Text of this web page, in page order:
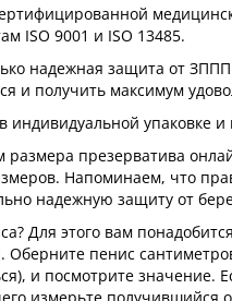
ISO 9001 и ISO 13485.
надежная защита от
и получить максимум
индивидуальной упаковке
размера презерватива
Напоминаем, что
надежную защиту от
Для этого вам
пенис
и посмотрите